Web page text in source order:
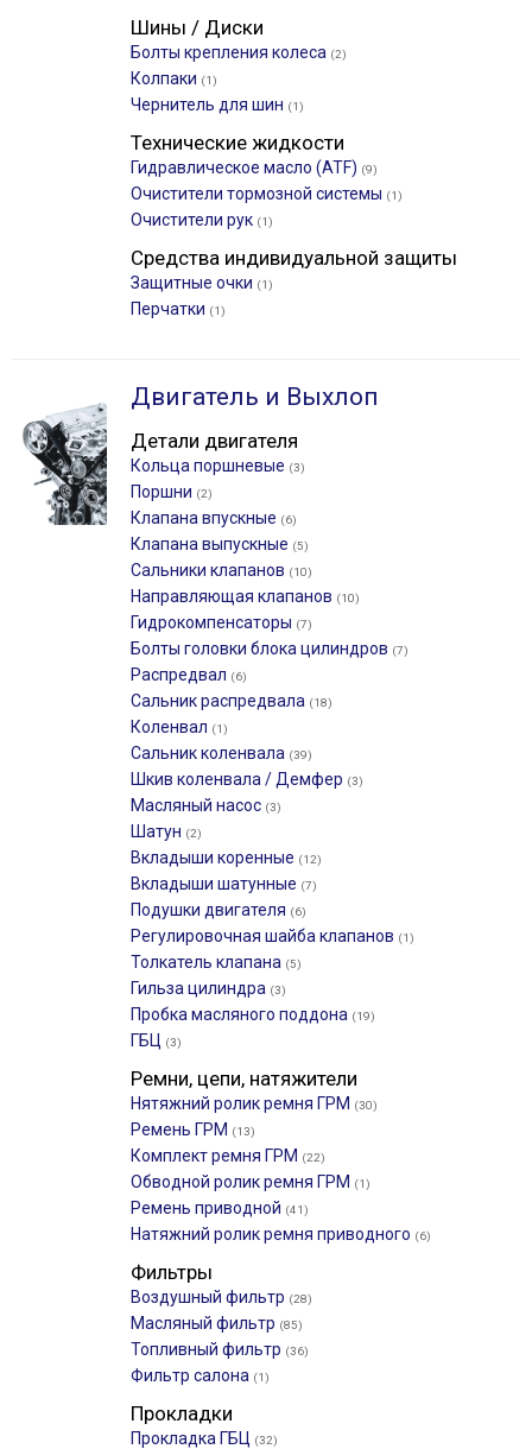
Шины / Диски
Болты крепления колеса (2)
Колпаки (1)
Чернитель для шин (1)
Технические жидкости
Гидравлическое масло (ATF) (9)
Очистители тормозной системы (1)
Очистители рук (1)
Средства индивидуальной защиты
Защитные очки (1)
Перчатки (1)
Двигатель и Выхлоп
Детали двигателя
Кольца поршневые (3)
Поршни (2)
Клапана впускные (6)
Клапана выпускные (5)
Сальники клапанов (10)
Направляющая клапанов (10)
Гидрокомпенсаторы (7)
Болты головки блока цилиндров (7)
Распредвал (6)
Сальник распредвала (18)
Коленвал (1)
Сальник коленвала (39)
Шкив коленвала / Демфер (3)
Масляный насос (3)
Шатун (2)
Вкладыши коренные (12)
Вкладыши шатунные (7)
Подушки двигателя (6)
Регулировочная шайба клапанов (1)
Толкатель клапана (5)
Гильза цилиндра (3)
Пробка масляного поддона (19)
ГБЦ (3)
Ремни, цепи, натяжители
Нятяжний ролик ремня ГРМ (30)
Ремень ГРМ (13)
Комплект ремня ГРМ (22)
Обводной ролик ремня ГРМ (1)
Ремень приводной (41)
Натяжний ролик ремня приводного (6)
Фильтры
Воздушный фильтр (28)
Масляный фильтр (85)
Топливный фильтр (36)
Фильтр салона (1)
Прокладки
Прокладка ГБЦ (32)